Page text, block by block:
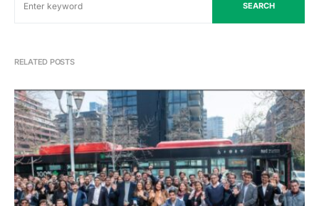
SEARCH
RELATED POSTS